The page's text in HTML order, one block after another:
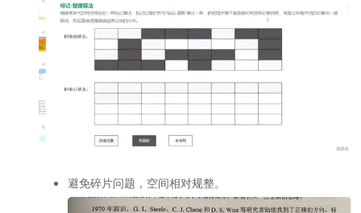
避免碎片问题，空间相对规整。